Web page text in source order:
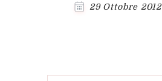
29 Ottobre 2012